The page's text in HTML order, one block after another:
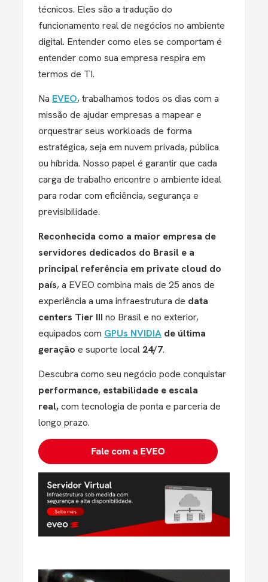
técnicos. Eles são a tradução do
funcionamento real de negócios no ambiente
digital. Entender como eles se comportam é
entender como sua empresa respira em
termos de TI.
Na EVEO, trabalhamos todos os dias com a
missão de ajudar empresas a mapear e
orquestrar seus workloads de forma
estratégica, seja em nuvem privada, pública
ou híbrida. Nosso papel é garantir que cada
carga de trabalho encontre o ambiente ideal
para rodar com eficiência, segurança e
previsibilidade.
Reconhecida como a maior empresa de
servidores dedicados do Brasil e a
principal referência em private cloud do
país, a EVEO combina mais de 25 anos de
experiência a uma infraestrutura de data
centers Tier III no Brasil e no exterior,
equipados com GPUs NVIDIA de última
geração e suporte local 24/7.
Descubra como seu negócio pode conquistar
performance, estabilidade e escala
real,com tecnologia de ponta e parceria de
longo prazo.